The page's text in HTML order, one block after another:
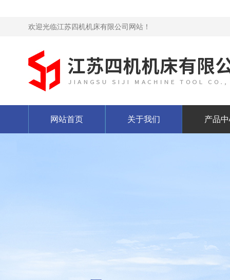
欢迎光临江苏四机机床有限公司网站！
网站首页 关于我们 产品